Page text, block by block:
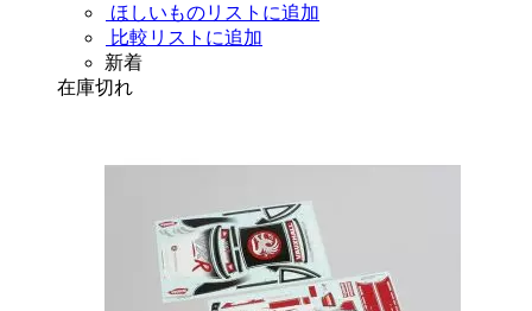
ほしいものリストに追加
比較リストに追加
新着
在庫切れ